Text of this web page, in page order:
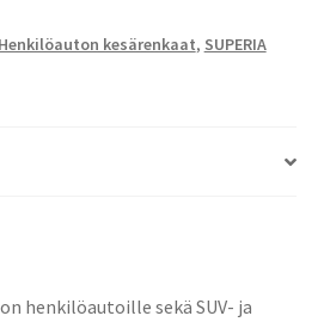
Henkilöauton kesärenkaat, SUPERIA
henkilöautoille sekä SUV- ja